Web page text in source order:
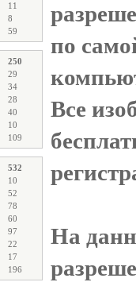
11
8
59
250
29
34
28
40
10
109
532
10
52
78
60
97
22
17
196
по
Все
На